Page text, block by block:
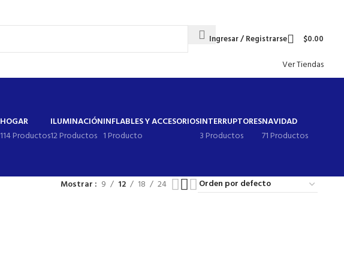
Ingresar / Registrarse $0.00
Ver Tiendas
HOGAR
114 Productos
ILUMINACIÓN
12 Productos
INFLABLES Y ACCESORIOS
1 Producto
INTERRUPTORES
3 Productos
NAVIDAD
71 Productos
Mostrar 9 12 18 24